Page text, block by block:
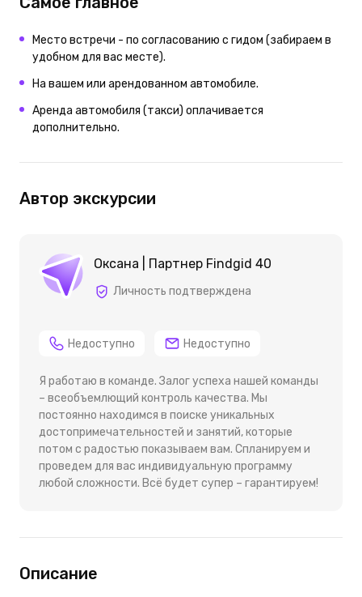
Место встречи - по согласованию с гидом (забираем в
удобном для вас месте).
На вашем или арендованном автомобиле.
Аренда автомобиля (такси) оплачивается
дополнительно.
Автор экскурсии
Оксана | Партнер Findgid 40
Личность подтверждена
Недоступно Недоступно
Я работаю в команде. Залог успеха нашей команды
– всеобъемлющий контроль качества. Мы
постоянно находимся в поиске уникальных
достопримечательностей и занятий, которые
потом с радостью показываем вам. Спланируем и
проведем для вас индивидуальную программу
любой сложности. Всё будет супер – гарантируем!
Описание